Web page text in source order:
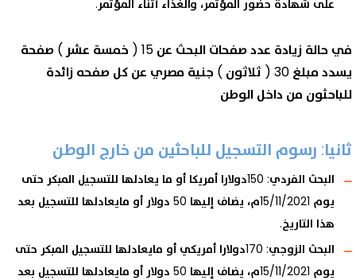
على شهادة حضور المؤتمر، والغذاء أثناء المؤتمر.
في حالة زيادة عدد صفحات البحث عن 15 ( خمسة عشر ) صفحة
يسدد مبلغ 30 ( ثلاثون ) جنية مصري عن كل صفحه زائدة
للباحثون من داخل الوطن
ثانيا: رسوم التسجيل للباحثين من خارج الوطن
البحث الفردي: 150دولارا أمريكا أو ما يعادلها للتسجيل المبكر حتى
يوم 15/11/2021م، يضاف إليها 50 دولار أو مايعادلها للتسجيل بعد
هذا التاريخ.
البحث الزوجي: 170دولارا أمريكي أو مايعادلها للتسجيل المبكر حتى
يوم 15/11/2021م، يضاف إليها 50 دولار أو مايعادلها للتسجيل بعد